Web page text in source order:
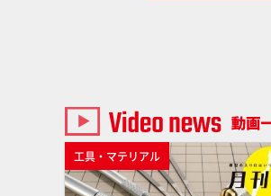
工具・マテリアル